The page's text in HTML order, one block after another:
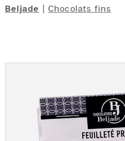
Beljade Chocolats fins
À
Confidentialité